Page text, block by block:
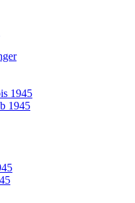
1945
1945